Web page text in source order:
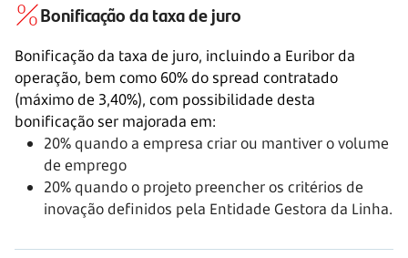
Bonificação da taxa de juro
Bonificação da taxa de juro, incluindo a Euribor da
operação, bem como 60% do spread contratado
(máximo de 3,40%), com possibilidade desta
bonificação ser majorada em:
20% quando a empresa criar ou mantiver o volume
de emprego
20% quando o projeto preencher os critérios de
inovação definidos pela Entidade Gestora da Linha.